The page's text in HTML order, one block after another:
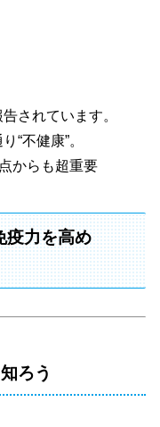
告されています。
“不健康”。
からも超重要
疫力を高め
ろう